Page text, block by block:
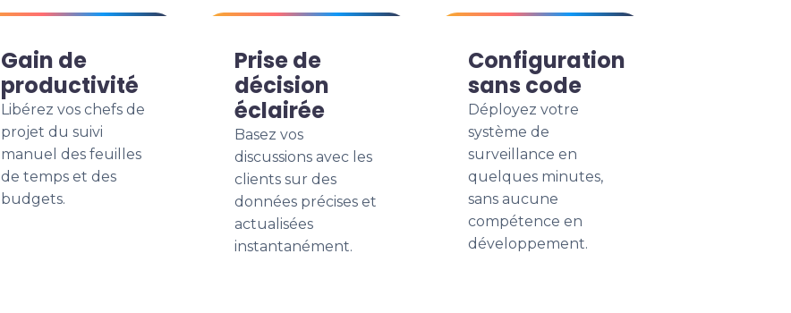
Gain de
productivité
Libérez vos chefs de
projet du suivi
manuel des feuilles
de temps et des
budgets.
Prise de
décision
éclairée
Basez vos
discussions avec les
clients sur des
données précises et
actualisées
instantanément.
Configuration
sans code
Déployez votre
système de
surveillance en
quelques minutes,
sans aucune
compétence en
développement.